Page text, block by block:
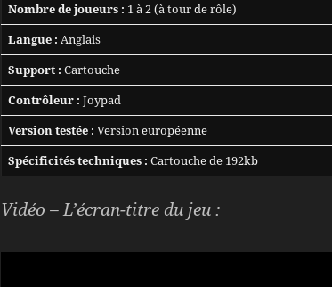
Nombre de joueurs : 1 à 2 (à tour de rôle)
Langue : Anglais
Support : Cartouche
Contrôleur : Joypad
Version testée : Version européenne
Spécificités techniques : Cartouche de 192kb
Vidéo – L’écran-titre du jeu :